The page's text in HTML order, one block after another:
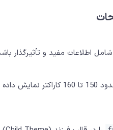
اطلاعات مفید و تأثیرگذار
متاتگ توضیحات در موتورهای جستجو